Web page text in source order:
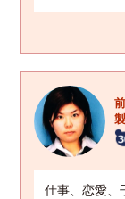
仕事、恋愛、